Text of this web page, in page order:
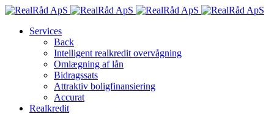
Services
Back
Intelligent realkredit overvågning
Omlægning af lån
Bidragssats
Attraktiv boligfinansiering
Accurat
Realkredit